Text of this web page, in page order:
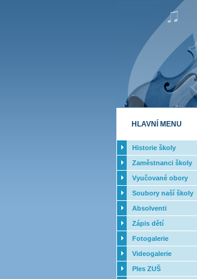
HLAVNÍ MENU
Historie školy
Zaměstnanci školy
Vyučované obory
Soubory naší školy
Absolventi
Zápis dětí
Fotogalerie
Videogalerie
Ples ZUŠ